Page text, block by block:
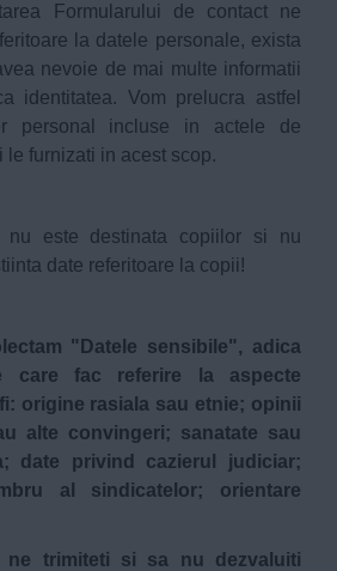
Formularului de contact ne
la datele personale, exista
nevoie de mai multe informatii
identitatea. Vom prelucra astfel
personal incluse in actele de
le furnizati in acest scop.
nu este destinata copiilor si nu
date referitoare la copii!
"Datele sensibile", adica
care fac referire la aspecte
origine rasiala sau etnie; opinii
alte convingeri; sanatate sau
date privind cazierul judiciar;
al sindicatelor; orientare
trimiteti si sa nu dezvaluiti